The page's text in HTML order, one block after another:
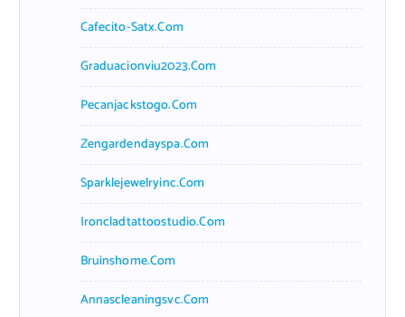
Cafecito-Satx.com
Graduacionviu2023.com
Pecanjackstogo.com
Zengardendayspa.com
Sparklejewelryinc.com
Ironcladtattoostudio.com
Bruinshome.com
Annascleaningsvc.com